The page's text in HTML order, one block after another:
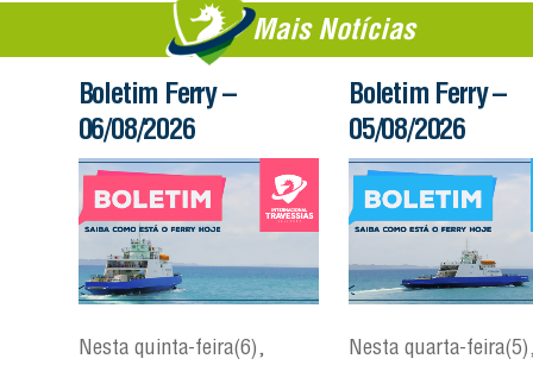
Mais Notícias
Boletim Ferry –
06/08/2026
Nesta quinta-feira(6),
Boletim Ferry –
05/08/2026
Nesta quarta-